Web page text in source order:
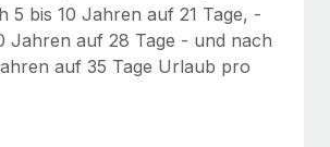
und Verfolgung von IT-
zwischen
5 bis 10 Jahren auf 21 Tage, -
Jahren auf 28 Tage - und nach
auf 35 Tage Urlaub pro